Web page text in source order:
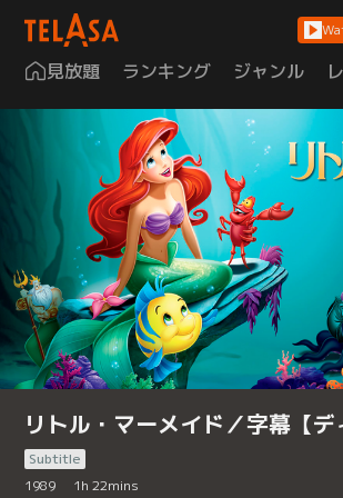
見放題 ランキング ジャンル
リトル・マーメイド／字幕【デ
Subtitle
1989
1h 22mins